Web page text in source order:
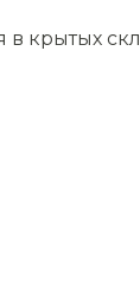
крытых